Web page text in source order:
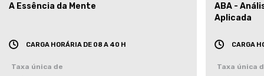
A Essência da Mente
CARGA HORÁRIA DE 08 A 40 H
Taxa única de
ABA -
Aplicada
CARGA
Taxa única